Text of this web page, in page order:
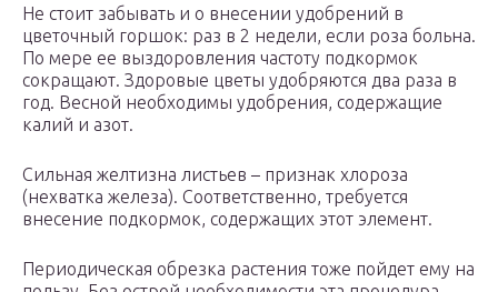
Не стоит забывать и о внесении удобрений в
цветочный горшок: раз в 2 недели, если роза больна.
По мере ее выздоровления частоту подкормок
сокращают. Здоровые цветы удобряются два раза в
год. Весной необходимы удобрения, содержащие
калий и азот.
Сильная желтизна листьев – признак хлороза
(нехватка железа). Соответственно, требуется
внесение подкормок, содержащих этот элемент.
Периодическая обрезка растения тоже пойдет ему на